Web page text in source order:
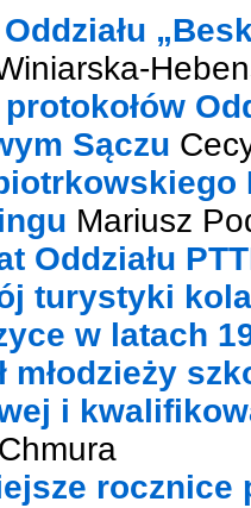
Sączu
Mariusz
Oddziału
turystyki
w latach
młodzieży
i
rocznice